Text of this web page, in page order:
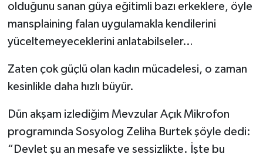
olduğunu sanan güya eğitimli bazı erkeklere, öyle
mansplaining falan uygulamakla kendilerini
yüceltemeyeceklerini anlatabilseler…
Zaten çok güçlü olan kadın mücadelesi, o zaman
kesinlikle daha hızlı büyür.
Dün akşam izlediğim Mevzular Açık Mikrofon
programında Sosyolog Zeliha Burtek şöyle dedi:
“Devlet şu an mesafe ve sessizlikte. İşte bu